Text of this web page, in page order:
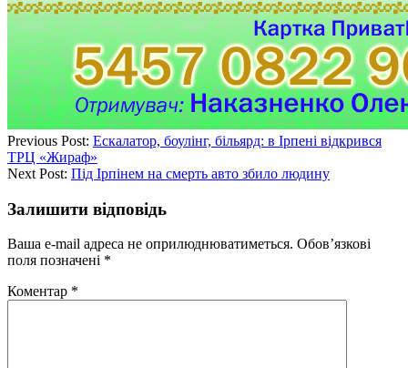
Previous Post: Ескалатор, боулінг, більярд: в Ірпені відкрився
ТРЦ «Жираф»
Next Post: Під Ірпінем на смерть авто збило людину
Залишити відповідь
Ваша e-mail адреса не оприлюднюватиметься. Обов’язкові
поля позначені *
Коментар *